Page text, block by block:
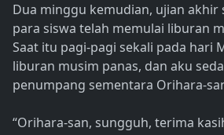
Dua minggu kemudian, ujian akhir
para siswa telah memulai liburan
Saat itu pagi-pagi sekali pada hari
liburan musim panas, dan aku
penumpang sementara Orihara-
“Orihara-san, sungguh, terima